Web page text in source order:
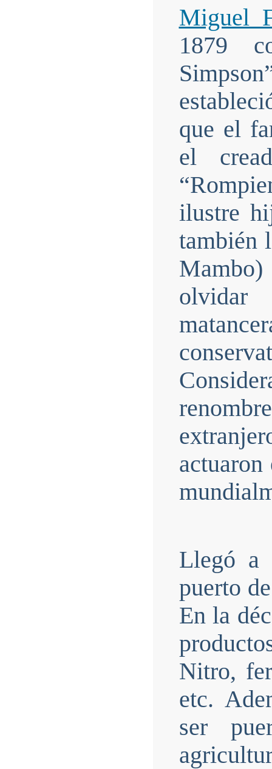
Miguel
1879
que el
el
ilustre
también
Mambo)
olvidar
Llegó a
puerto
En la
Nitro,
etc.
ser